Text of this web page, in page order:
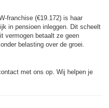
franchise (€19.172) is haar
in pensioen inleggen. Dit scheelt
vermogen betaalt ze geen
belasting over de groei.
met ons op. Wij helpen je